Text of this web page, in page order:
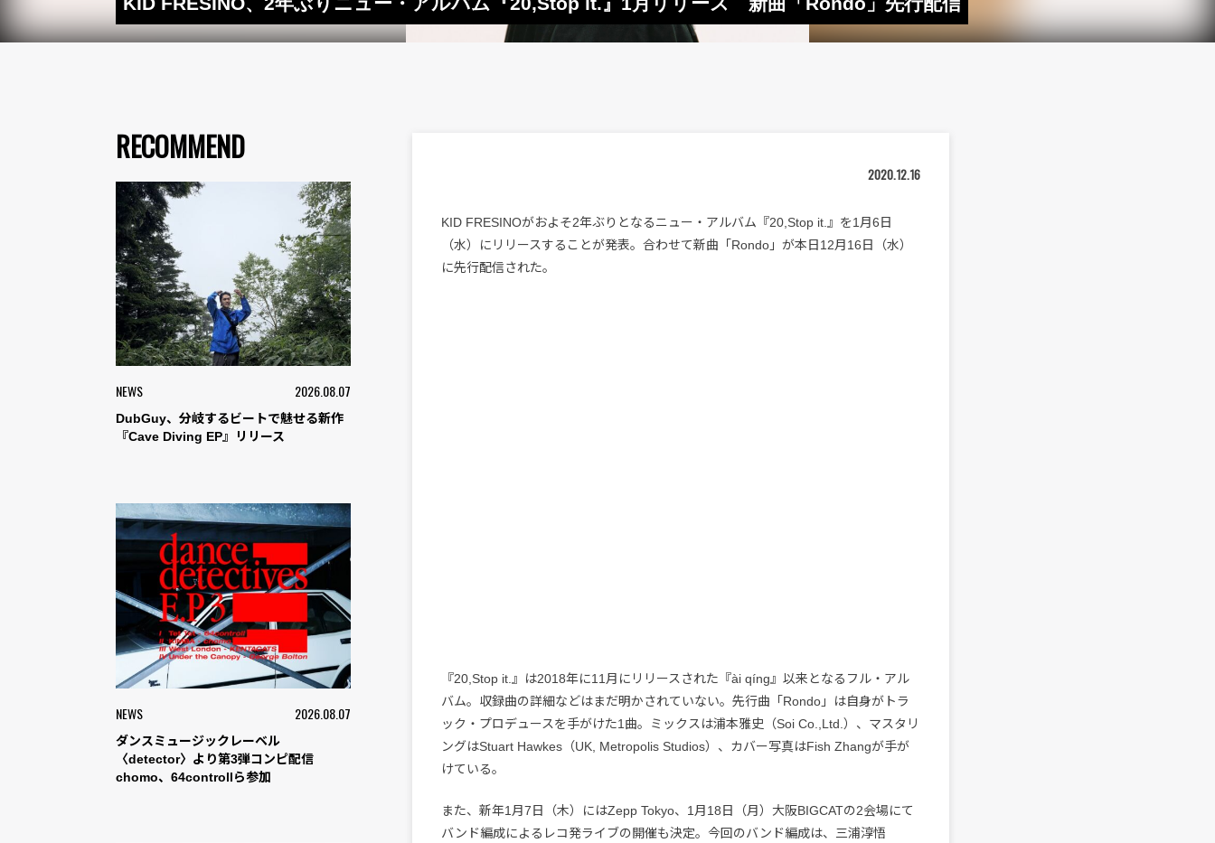
RECOMMEND
NEWS 2026.08.07
DubGuy、分岐するビートで魅せる新作
『Cave Diving EP』リリース
NEWS 2026.08.07
ダンスミュージックレーベル
〈detector〉より第3弾コンピ配信
chomo、64controllら参加
2020.12.16
KID FRESINOがおよそ2年ぶりとなるニュー・アルバム『20,Stop it.』を1月6日
（水）にリリースすることが発表。合わせて新曲「Rondo」が本日12月16日（水）
に先行配信された。
『20,Stop it.』は2018年に11月にリリースされた『ài qíng』以来となるフル・アル
バム。収録曲の詳細などはまだ明かされていない。先行曲「Rondo」は自身がトラ
ック・プロデュースを手がけた1曲。ミックスは浦本雅史（Soi Co.,Ltd.）、マスタリ
ングはStuart Hawkes（UK, Metropolis Studios）、カバー写真はFish Zhangが手が
けている。
また、新年1月7日（木）にはZepp Tokyo、1月18日（月）大阪BIGCATの2会場にて
バンド編成によるレコ発ライブの開催も決定。今回のバンド編成は、三浦淳悟